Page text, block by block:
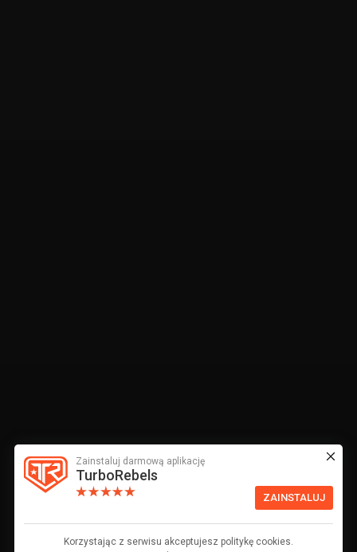
Zainstaluj darmową aplikację
TurboRebels
ZAINSTALUJ
Korzystając z serwisu akceptujesz politykę cookies.